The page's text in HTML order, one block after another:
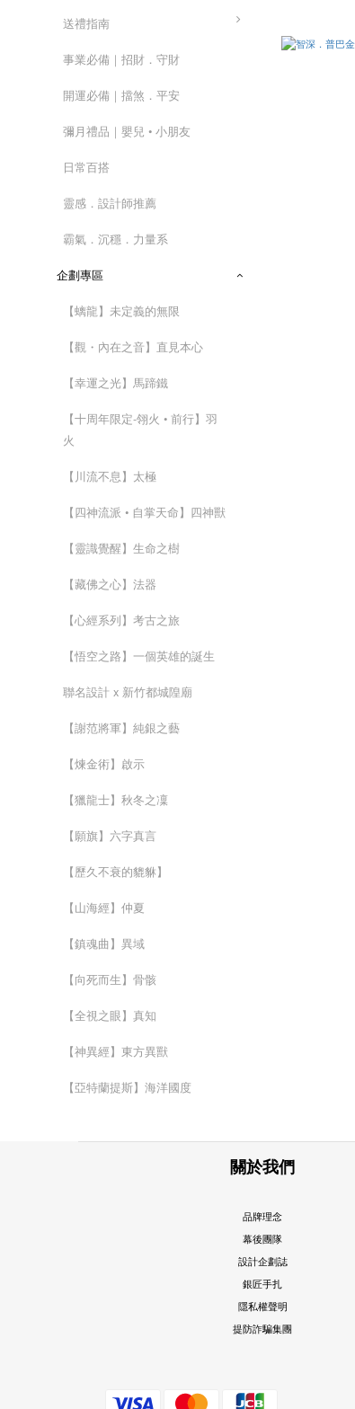
送禮指南
事業必備｜招財．守財
開運必備｜擋煞．平安
彌月禮品｜嬰兒 • 小朋友
日常百搭
靈感．設計師推薦
霸氣．沉穩．力量系
企劃專區
【螭龍】未定義的無限
【觀・內在之音】直見本心
【幸運之光】馬蹄鐵
【十周年限定-翎火 • 前行】羽
火
【川流不息】太極
【四神流派 • 自掌天命】四神獸
【靈識覺醒】生命之樹
【藏佛之心】法器
【心經系列】考古之旅
【悟空之路】一個英雄的誕生
聯名設計 x 新竹都城隍廟
【謝范將軍】純銀之藝
【煉金術】啟示
【獵龍士】秋冬之凜
【願旗】六字真言
【歷久不衰的貔貅】
【山海經】仲夏
【鎮魂曲】異域
【向死而生】骨骸
【全視之眼】真知
【神異經】東方異獸
【亞特蘭提斯】海洋國度
關於我們
品牌理念
幕後團隊
設計企劃誌
銀匠手扎
隱私權聲明
提防詐騙集團